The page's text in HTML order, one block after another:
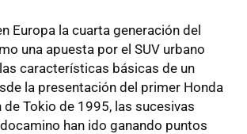
Europa la cuarta generación del
una apuesta por el SUV urbano
características básicas de un
la presentación del primer Honda
de Tokio de 1995, las sucesivas
han ido ganando puntos